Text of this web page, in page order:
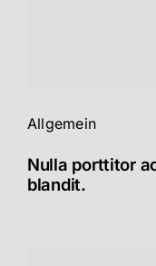
Allgemein
Nulla porttitor
blandit.